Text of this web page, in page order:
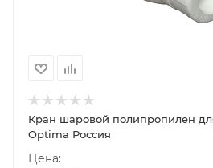
Кран шаровой полипропилен
Optima Россия
Цена: